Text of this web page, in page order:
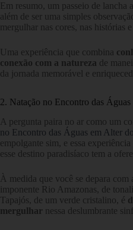
Em resumo, um passeio de
além de ser uma simples
mergulhar nas cores, nas histórias
Uma experiência que combina
conexão com a natureza de
da jornada memorável e
2. Natação no Encontro das Águas
A pergunta paira no ar como um
no Encontro das Águas em Alter
empolgante sim, e essa
esse destino paradisíaco tem a
À medida que você se depara
imponente Rio Amazonas, de
Tapajós, de um verde cristalino, é
mergulhar nessa deslumbrante